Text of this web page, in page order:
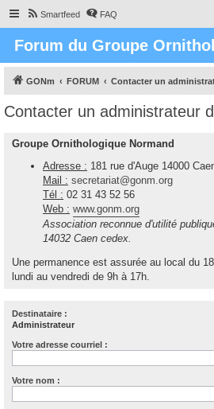
Smartfeed FAQ
Forum du Groupe
GONm FORUM Contacter un
Contacter un administrateur
Groupe Ornithologique Normand
Adresse : 181 rue d'Auge 14000
Mail : secretariat@gonm.org
Tél : 02 31 43 52 56
Web : www.gonm.org
Association reconnue d'utilité
14032 Caen cedex.
Une permanence est assurée au local du
lundi au vendredi de 9h à 17h.
Destinataire :
Administrateur
Votre adresse courriel :
Votre nom :